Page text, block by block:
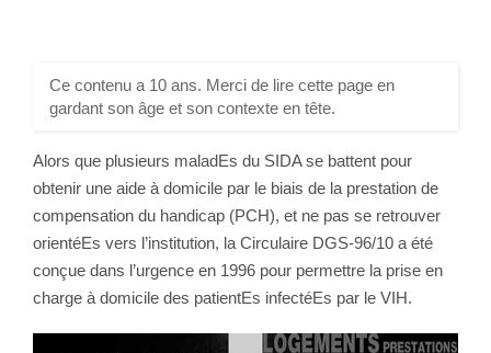
Ce contenu a 10 ans. Merci de lire cette page en
gardant son âge et son contexte en tête.
Alors que plusieurs maladEs du SIDA se battent pour
obtenir une aide à domicile par le biais de la prestation de
compensation du handicap (PCH), et ne pas se retrouver
orientéEs vers l’institution, la Circulaire DGS-96/10 a été
conçue dans l’urgence en 1996 pour permettre la prise en
charge à domicile des patientEs infectéEs par le VIH.